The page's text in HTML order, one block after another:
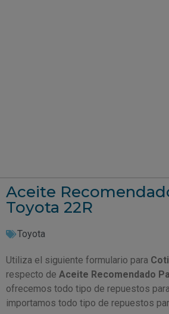
Aceite
Toyota 22R
Toyota
Utiliza el siguiente formulario para
respecto de Aceite Recomendado
ofrecemos todo tipo de repuestos
importamos todo tipo de repuestos